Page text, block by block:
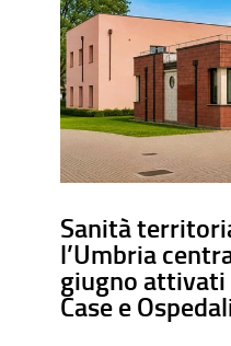
Sanità
l’Umbria
giugno
Case e